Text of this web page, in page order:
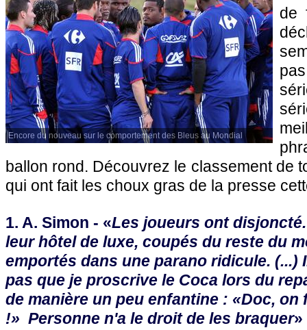
Encore du nouveau sur le comportement des Bleus au Mondial
de
ballon rond. Découvrez le classement de
qui ont fait les choux gras de la presse
1. A. Simon - «Les joueurs ont
leur hôtel de luxe, coupés du reste du
emportés dans une parano ridicule. (...)
pas que je proscrive le Coca lors du
de manière un peu enfantine : «Doc, on
!» Personne n'a le droit de les braquer»